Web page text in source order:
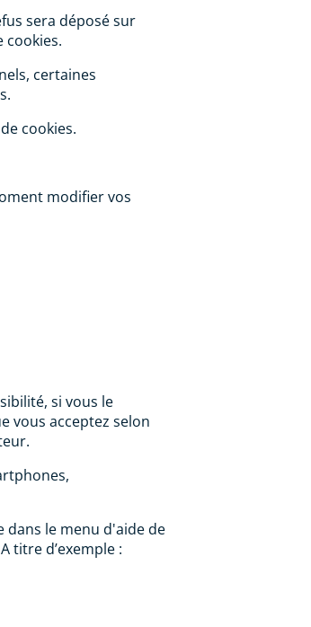
sera déposé sur
cookies.
certaines
cookies.
modifier vos
si vous le
vous acceptez selon
dans le menu d'aide de
titre d’exemple :